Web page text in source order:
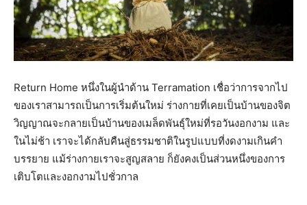
Return Home หนึ่งในผู้นำด้าน Terramation เชื่อว่าการจากไป
ของเราสามารถเป็นการเริ่มต้นใหม่ ร่างกายที่เคยเป็นบ้านของจิต
วิญญาณจะกลายเป็นบ้านของเมล็ดพันธุ์ใหม่ที่รอวันงอกงาม และ
ในไม่ช้า เราจะได้กลับคืนสู่ธรรมชาติในรูปแบบที่งดงามเกินคำ
บรรยาย แม้ร่างกายเราจะสูญสลาย ก็ยังคงเป็นส่วนหนึ่งของการ
เติบโตและงอกงามไปชั่วกาล